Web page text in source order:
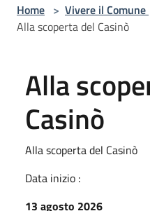
Home > Vivere il Comune
Alla scoperta del Casinò
Alla
Casinò
Alla scoperta del Casinò
Data inizio :
13 agosto 2026